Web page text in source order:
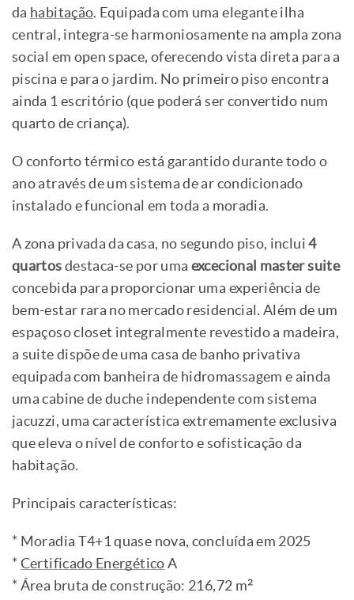
da habitação. Equipada com uma elegante ilha
central, integra-se harmoniosamente na ampla zona
social em open space, oferecendo vista direta para a
piscina e para o jardim. No primeiro piso encontra
ainda 1 escritório (que poderá ser convertido num
quarto de criança).
O conforto térmico está garantido durante todo o
ano através de um sistema de ar condicionado
instalado e funcional em toda a moradia.
A zona privada da casa, no segundo piso, inclui4
quartos destaca-se por uma excecional master suite
concebida para proporcionar uma experiência de
bem-estar rara no mercado residencial. Além de um
espaçoso closet integralmente revestido a madeira,
a suite dispõe de uma casa de banho privativa
equipada com banheira de hidromassagem e ainda
uma cabine de duche independente com sistema
jacuzzi, uma característica extremamente exclusiva
que eleva o nível de conforto e sofisticação da
habitação.
Principais características:
* Moradia T4+1 quase nova, concluída em 2025
* Certificado Energético A
* Área bruta de construção: 216,72 m²